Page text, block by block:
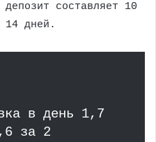
составляет 10
14 дней.
в день 1,7
за 2